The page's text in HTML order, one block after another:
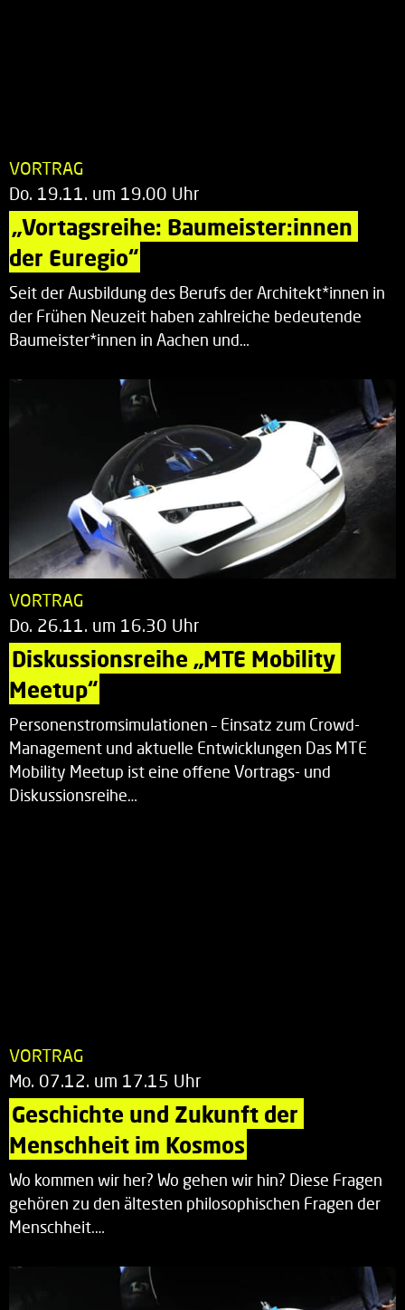
VORTRAG
Do. 19.11. um 19.00 Uhr
„Vortagsreihe: Baumeister:innen
der Euregio“
Seit der Ausbildung des Berufs der Architekt*innen in
der Frühen Neuzeit haben zahlreiche bedeutende
Baumeister*innen in Aachen und…
VORTRAG
Do. 26.11. um 16.30 Uhr
Diskussionsreihe „MTE Mobility
Meetup“
Personenstromsimulationen – Einsatz zum Crowd-
Management und aktuelle Entwicklungen Das MTE
Mobility Meetup ist eine offene Vortrags- und
Diskussionsreihe…
VORTRAG
Mo. 07.12. um 17.15 Uhr
Geschichte und Zukunft der
Menschheit im Kosmos
Wo kommen wir her? Wo gehen wir hin? Diese Fragen
gehören zu den ältesten philosophischen Fragen der
Menschheit.…